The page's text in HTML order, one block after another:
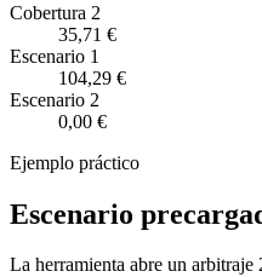
Cobertura 2
35,71 €
Escenario 1
104,29 €
Escenario 2
0,00 €
Ejemplo práctico
Escenario
La herramienta abre un arbitraje